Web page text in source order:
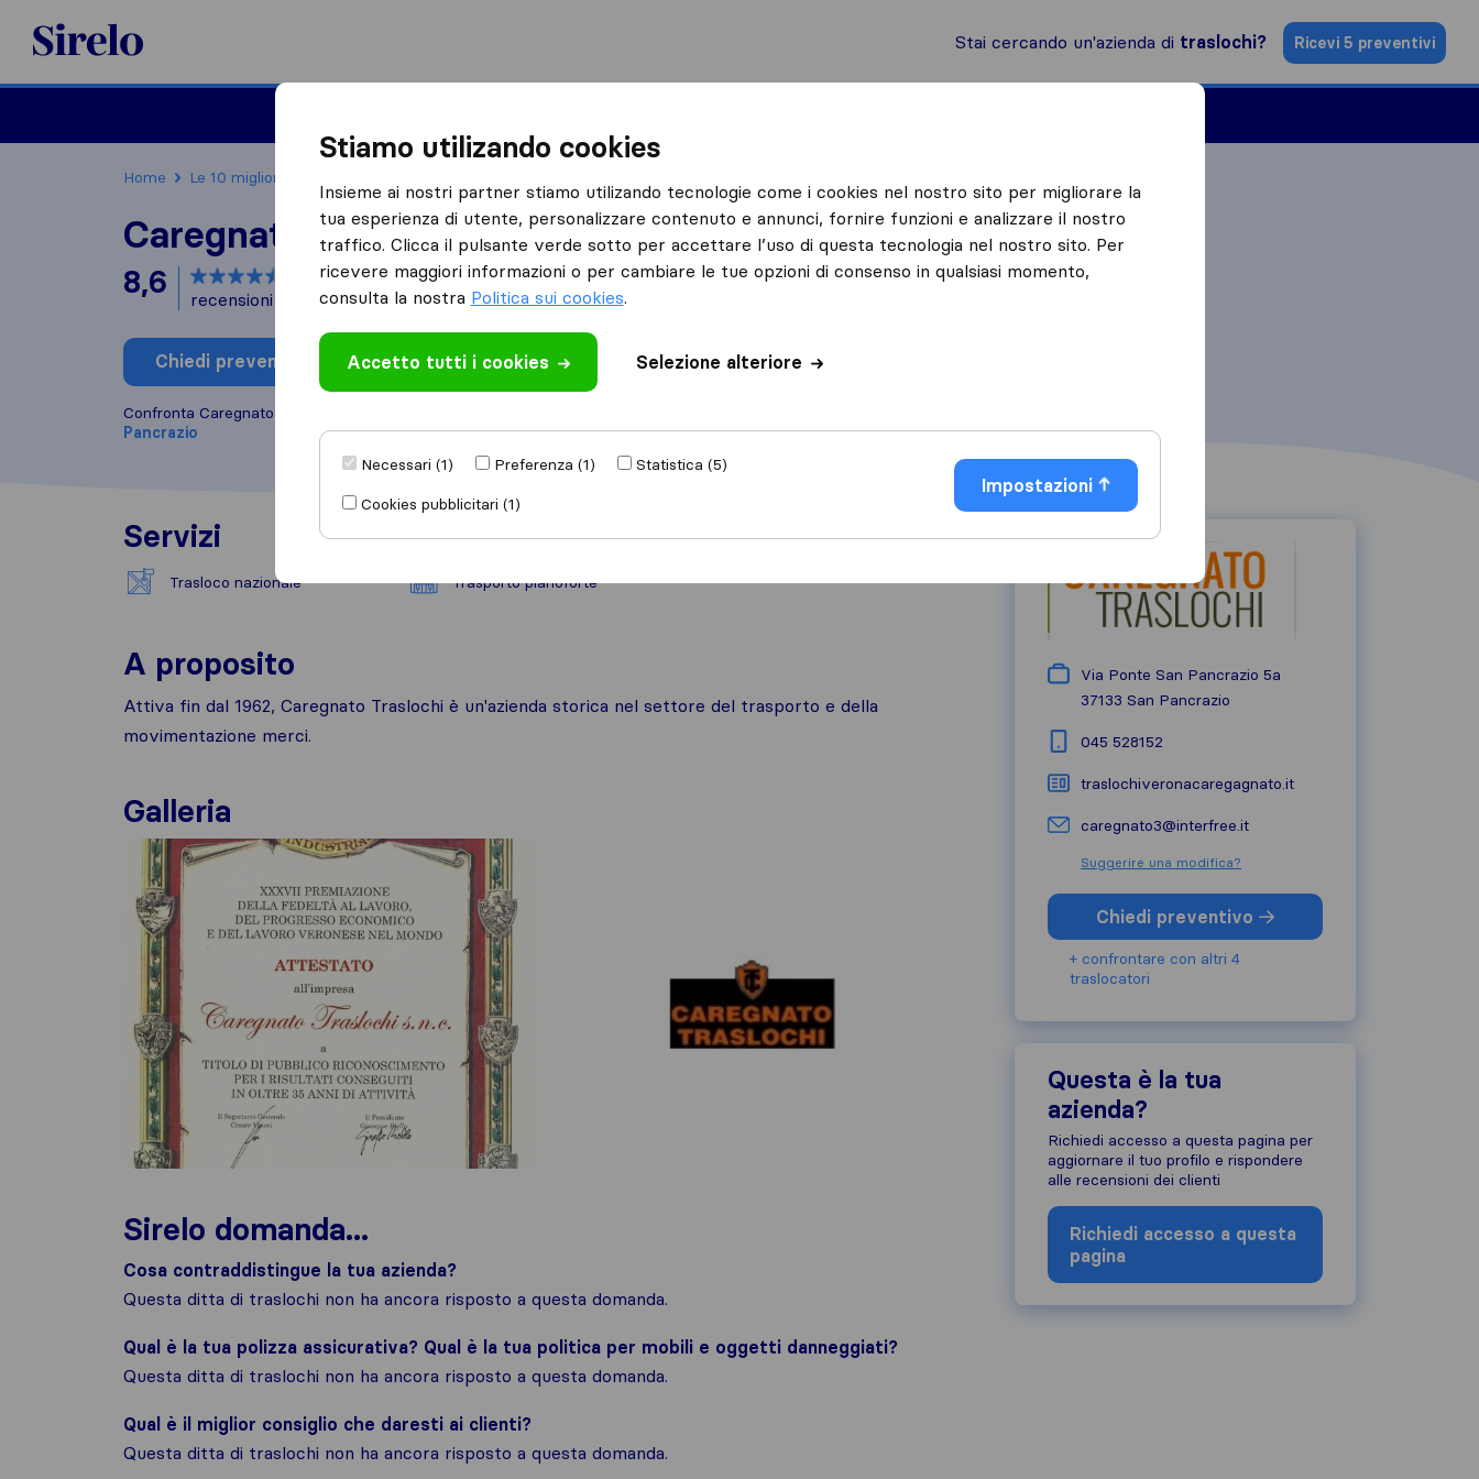
Sirelo.it
Stai cercando un'azienda di traslochi? Ricevi 5 preventivi
Home Le 10 migliori aziende di traslochi in Italia
Caregnato Traslochi
8,6 basato su11
recensioni di Sirelo e Google
i
Chiedi preventivo Scrivi una recensione
Confronta Caregnato Traslochi con altre
Pancrazio
Servizi
Trasloco nazionale Trasporto pianoforte
A proposito
Attiva fin dal 1962, Caregnato Traslochi è un'azienda storica nel settore del trasporto e della
movimentazione merci.
Galleria
Sirelo domanda...
Cosa contraddistingue la tua azienda?
Questa ditta di traslochi non ha ancora risposto a questa domanda.
Qual è la tua polizza assicurativa? Qual è la tua politica per mobili e oggetti danneggiati?
Questa ditta di traslochi non ha ancora risposto a questa domanda.
Qual è il miglior consiglio che daresti ai clienti?
Questa ditta di traslochi non ha ancora risposto a questa domanda.
Via Ponte San Pancrazio 5a
37133 San Pancrazio
045 528152
traslochiveronacaregagnato.it
caregnato3@interfree.it
Suggerire una modifica?
Chiedi preventivo
+ confrontare con altri 4
traslocatori
Questa è la tua
azienda?
Richiedi accesso a questa pagina per
aggiornare il tuo profilo e rispondere
alle recensioni dei clienti
Richiedi accesso a questa
pagina
Stiamo utilizando cookies
Insieme ai nostri partner stiamo utilizando tecnologie come i cookies nel nostro sito per migliorare la
tua esperienza di utente, personalizzare contenuto e annunci, fornire funzioni e analizzare il nostro
traffico. Clicca il pulsante verde sotto per accettare l’uso di questa tecnologia nel nostro sito. Per
ricevere maggiori informazioni o per cambiare le tue opzioni di consenso in qualsiasi momento,
consulta la nostra Politica sui cookies.
Accetto tutti i cookies Selezione alteriore
Necessari (1) Preferenza (1)
Statistica (5)
Cookies pubblicitari (1)
Impostazioni